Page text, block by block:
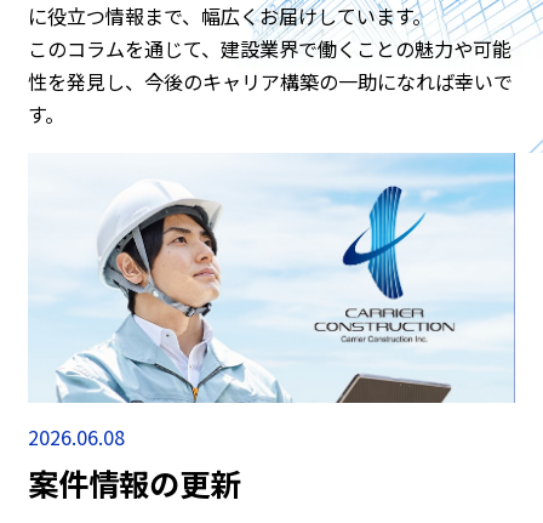
に役立つ情報まで、幅広くお届けしています。
このコラムを通じて、建設業界で働くことの魅力や可能
性を発見し、今後のキャリア構築の一助になれば幸いで
す。
2026.06.08
案件情報の更新